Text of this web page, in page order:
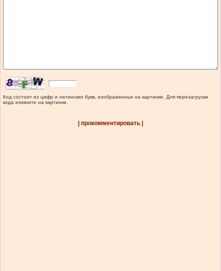
Код состоит из цифр и латинских букв, изображенных на картинке. Для перезагрузки
кода кликните на картинке.
| прокомментировать |